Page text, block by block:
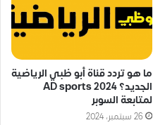
ما هو تردد قناة أبو ظبي الرياضية
الجديد؟ AD sports 2024
لمتابعة السوبر
26 سبتمبر، 2024